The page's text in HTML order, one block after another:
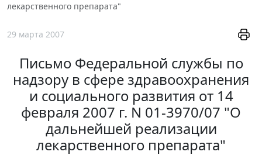
лекарственного препарата"
29 марта 2007
Письмо Федеральной службы по
надзору в сфере здравоохранения
и социального развития от 14
февраля 2007 г. N 01-3970/07 "О
дальнейшей реализации
лекарственного препарата"